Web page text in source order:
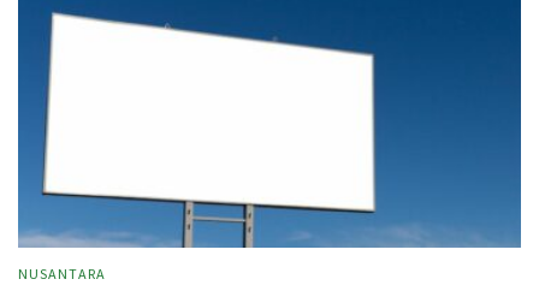
NUSANTARA